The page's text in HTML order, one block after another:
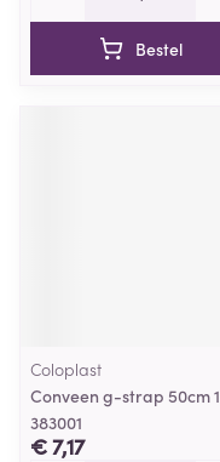
Bestel
Coloplast
Conveen g-strap 50cm 1
383001
€ 7,17